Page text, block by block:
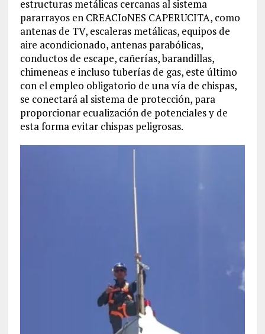
estructuras metálicas cercanas al sistema
pararrayos en CREACIoNES CAPERUCITA, como
antenas de TV, escaleras metálicas, equipos de
aire acondicionado, antenas parabólicas,
conductos de escape, cañerías, barandillas,
chimeneas e incluso tuberías de gas, este último
con el empleo obligatorio de una vía de chispas,
se conectará al sistema de protección, para
proporcionar ecualización de potenciales y de
esta forma evitar chispas peligrosas.